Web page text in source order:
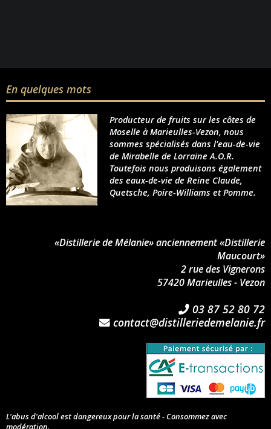
En quelques mots
Producteur de fruits sur les côtes de
Moselle à Marieulles-Vezon, nous
sommes spécialisés dans l'eau-de-vie
de Mirabelle de Lorraine A.O.R.
Toutefois nous produisons également
des eaux-de-vie de Reine Claude,
Quetsche, Poire-Williams et Pomme.
«Distillerie de Mélanie» anciennement «Distillerie
Maucourt»
2 rue des Vignerons
57420 Marieulles - Vezon
03 87 52 80 72
contact@distilleriedemelanie.fr
L'abus d'alcool est dangereux pour la santé - Consommez avec
modération.